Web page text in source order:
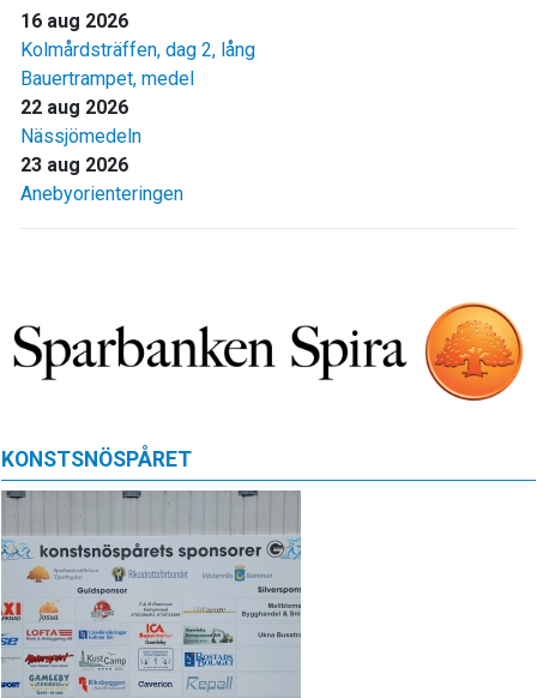
16 aug 2026
Kolmårdsträffen, dag 2, lång
Bauertrampet, medel
22 aug 2026
Nässjömedeln
23 aug 2026
Anebyorienteringen
KONSTSNÖSPÅRET